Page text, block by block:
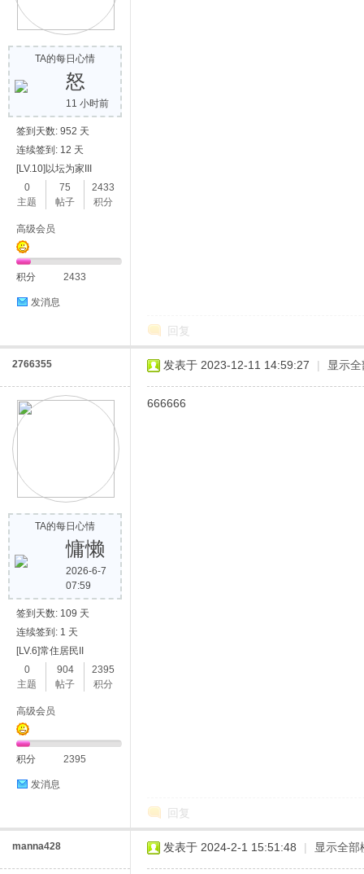
TA的每日心情
怒
11 小时前
签到天数: 952 天
连续签到: 12 天
[LV.10]以坛为家III
0
主题
75
帖子
2433
积分
高级会员
积分 2433
发消息
回复
2766355
TA的每日心情
慵懒
2026-6-7
07:59
签到天数: 109 天
连续签到: 1 天
[LV.6]常住居民II
0
主题
904
帖子
2395
积分
高级会员
积分 2395
发消息
发表于 2023-12-11 14:59:27 | 显示
666666
回复
manna428 发表于 2024-2-1 15:51:48 | 显示全部